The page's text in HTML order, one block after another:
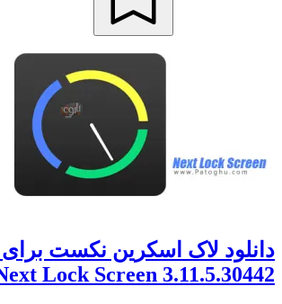
دانلود لاک اسکرین نکست برای
Lock Screen 3.11.5.30442